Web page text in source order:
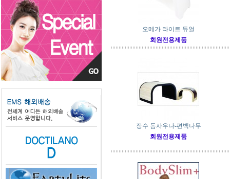
오메가 라이트 듀얼
회원전용제품
장수 돔사우나-편백나무
회원전용제품